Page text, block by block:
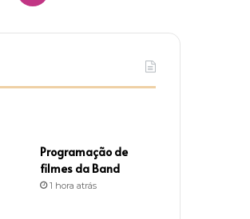
t
g
r
Programação de
filmes da Band
1 hora atrás